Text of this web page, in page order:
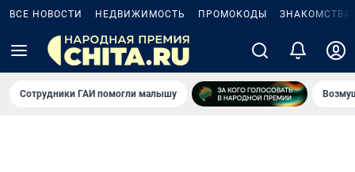
ВСЕ НОВОСТИ НЕДВИЖИМОСТЬ ПРОМОКОДЫ ЗНАКОМСТВА
Сотрудники ГАИ помогли малышу